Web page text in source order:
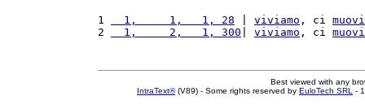
1
  1,     1,   1, 28
viviamo , ci
2
  1,     2,   1, 300
viviamo , ci
Best viewed with any
IntraText®(V89) - Some rights reserved by EuloTech SRL -